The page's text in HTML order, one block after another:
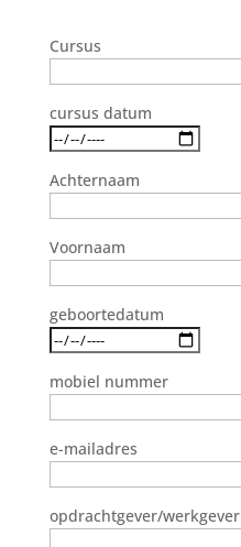
Cursus
cursus datum
Achternaam
Voornaam
geboortedatum
mobiel nummer
e-mailadres
opdrachtgever/werkgever